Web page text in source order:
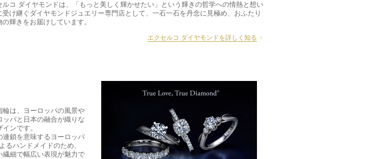
ルコ ダイヤモンドは、「もっと美しく輝かせたい」という輝きの哲学への情熱と想い
受け継ぐダイヤモンドジュエリー専門店として、一石一石を丹念に見極め、おふたり
の輝きをお届けしています。
エクセルコ ダイヤモンドを詳しく知る
は、ヨーロッパの風景や
パと日本の融合が織りな
ンです。
鎖を意味するヨーロッパ
るハンドメイドのため、
繊細で幅広い表現が魅力で